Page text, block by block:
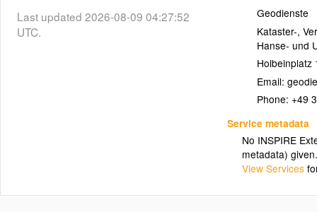
Geodienste
Kataster-,
Hanse- und
Holbeinplatz
Email:
Phone: +49
Service metadata
No INSPIRE
metadata)
View Services
Last updated 2026-08-09 04:27:52
UTC.